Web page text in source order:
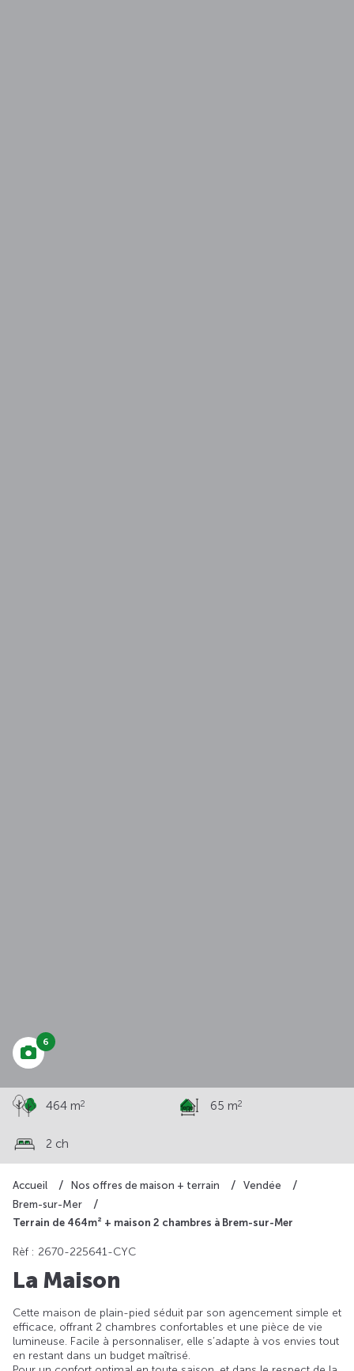
Accueil Nos offres de maison + terrain
Vendée
Brem-sur-Mer
Terrain de 464m² + maison 2 chambres à Brem-sur-Mer
6
464 m2 65 m2
2 ch
Rèf : 2670-225641-CYC
La Maison
Cette maison de plain-pied séduit par son agencement simple et
efficace, offrant 2 chambres confortables et une pièce de vie
lumineuse. Facile à personnaliser, elle s’adapte à vos envies tout
en restant dans un budget maîtrisé.